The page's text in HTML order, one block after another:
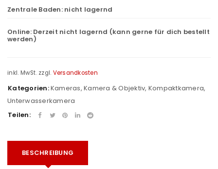
Zentrale Baden: nicht lagernd
Online: Derzeit nicht lagernd (kann gerne für dich bestellt
werden)
inkl. MwSt. zzgl. Versandkosten
Kategorien:Kameras, Kamera & Objektiv, Kompaktkamera,
Unterwasserkamera
Teilen:
BESCHREIBUNG